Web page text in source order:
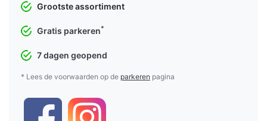
Grootste assortiment
Gratis parkeren*
7 dagen geopend
* Lees de voorwaarden op de parkeren pagina